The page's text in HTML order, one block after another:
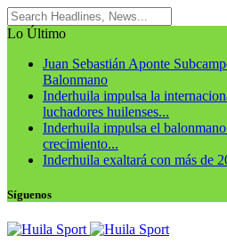
Lo Último
Juan Sebastián Aponte
Balonmano
Inderhuila impulsa la
luchadores huilenses...
Inderhuila impulsa el
crecimiento...
Inderhuila exaltará con más de
Síguenos